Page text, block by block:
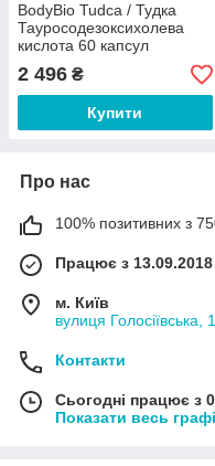
BodyBio Tudca / Тудка
Тауросодезоксихолева
кислота 60 капсул
2 496 ₴
Купити
Про нас
100% позитивних з
Працює з 13.09.2018
м. Київ
вулиця
Контакти
Сьогодні працює з
Показати весь